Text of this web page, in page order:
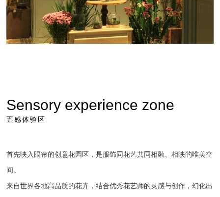
Sensory experience zone
五感体验区
首先映入眼帘的创意花园区，是服饰同花艺共同相融、相映的唯美空
间。
来自世界各地高品质的花卉，结合优秀花艺师的灵感与创作，幻化出